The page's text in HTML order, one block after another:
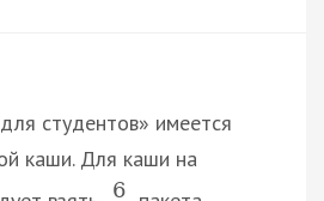
студентов» имеется
каши. Для каши на
6